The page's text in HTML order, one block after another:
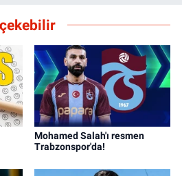
Mohamed Salah'ı resmen
Trabzonspor'da!